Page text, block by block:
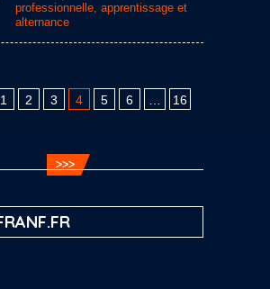
professionnelle, apprentissage et
alternance
1 2 3 4 5 6 16